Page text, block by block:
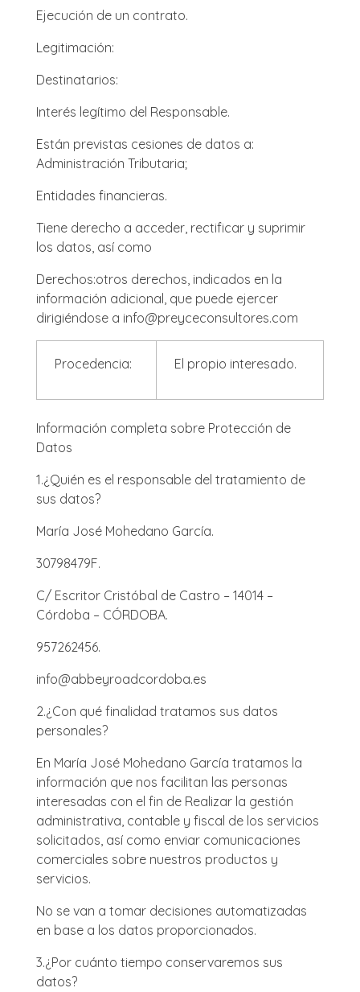
Ejecución de un contrato.
Legitimación:
Destinatarios:
Interés legítimo del Responsable.
Están previstas cesiones de datos a:
Administración Tributaria;
Entidades financieras.
Tiene derecho a acceder, rectificar y suprimir
los datos, así como
Derechos:otros derechos, indicados en la
información adicional, que puede ejercer
dirigiéndose a info@preyceconsultores.com
Procedencia: El propio interesado.
Información completa sobre Protección de
Datos
1.¿Quién es el responsable del tratamiento de
sus datos?
María José Mohedano García.
30798479F.
C/ Escritor Cristóbal de Castro – 14014 –
Córdoba – CÓRDOBA.
957262456.
info@abbeyroadcordoba.es
2.¿Con qué finalidad tratamos sus datos
personales?
En María José Mohedano García tratamos la
información que nos facilitan las personas
interesadas con el fin de Realizar la gestión
administrativa, contable y fiscal de los servicios
solicitados, así como enviar comunicaciones
comerciales sobre nuestros productos y
servicios.
No se van a tomar decisiones automatizadas
en base a los datos proporcionados.
3.¿Por cuánto tiempo conservaremos sus
datos?